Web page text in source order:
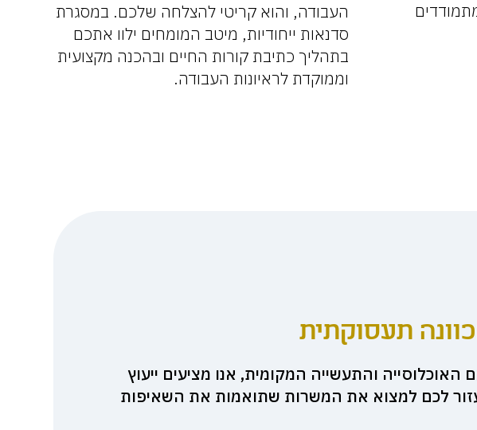
העבודה, והוא קריטי להצלחה שלכם. במסגרת
סדנאות ייחודיות, מיטב המומחים ילוו אתכם
בתהליך כתיבת קורות החיים ובהכנה מקצועית
וממוקדת לראיונות העבודה.
תעסוקתית
והתעשייה המקומית, אנו מציעים ייעוץ
לכם למצוא את המשרות שתואמות את השאיפות